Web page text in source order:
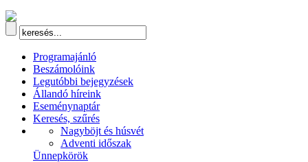
Programajánló
Beszámolóink
Legutóbbi bejegyzések
Állandó híreink
Eseménynaptár
Keresés, szűrés
Nagyböjt és húsvét
Adventi időszak
Ünnepkörök